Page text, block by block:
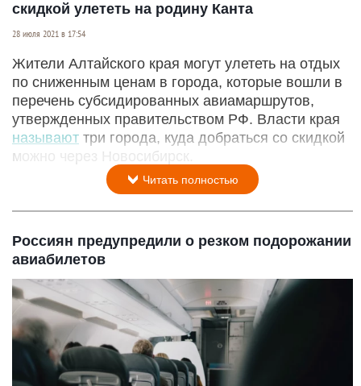
скидкой улететь на родину Канта
28 июля 2021 в 17:54
Жители Алтайского края могут улететь на отдых
по сниженным ценам в города, которые вошли в
перечень субсидированных авиамаршрутов,
утвержденных правительством РФ. Власти края
называют три города, куда добраться со скидкой
можно через Новосибирск.
Читать полностью
Россиян предупредили о резком подорожании
авиабилетов